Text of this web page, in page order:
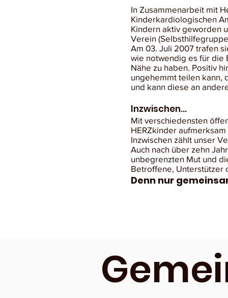
In Zusammenarbeit mit
Kinderkardiologischen
Kindern aktiv geworden
Verein
Am 03. Juli 2007 trafen
wie notwendig es für die
Nähe zu haben. Positiv
ungehemmt teilen kann,
und kann diese an
Inzwischen...
Mit verschiedensten
HERZkinder
Inzwischen zählt unser
Auch nach über zehn
unbegrenzten Mut und
Betroffene, Unterstützer
Denn nur